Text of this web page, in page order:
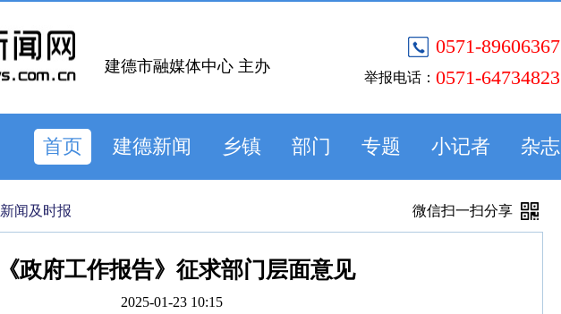
0571-89606367
举报电话： 0571-64734823
建德市融媒体中心 主办
首页 建德新闻 乡镇 部门 专题 小记者 杂志
新闻及时报 微信扫一扫分享
《政府工作报告》征求部门层面意见
2025-01-23 10:15